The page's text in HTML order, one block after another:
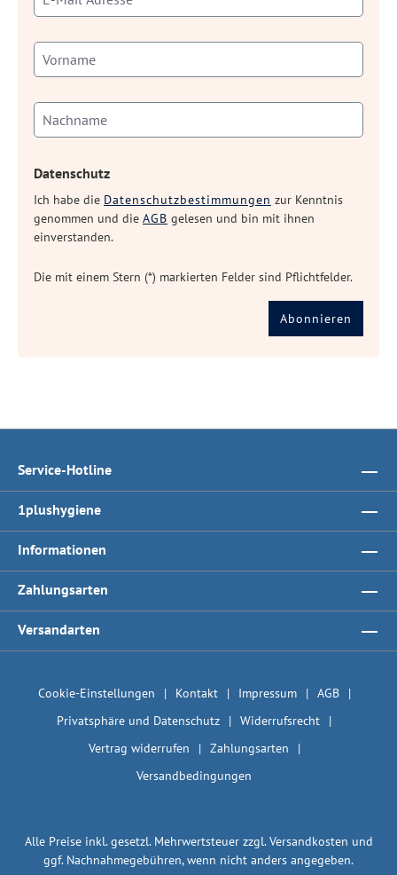
Datenschutz
Ich habe die Datenschutzbestimmungen zur Kenntnis
genommen und die AGB gelesen und bin mit ihnen
einverstanden.
Die mit einem Stern (*) markierten Felder sind Pflichtfelder.
Abonnieren
Service-Hotline
1plushygiene
Informationen
Zahlungsarten
Versandarten
Cookie-Einstellungen Kontakt Impressum
AGB
Privatsphäre und Datenschutz
Widerrufsrecht
Vertrag widerrufen
Zahlungsarten
Versandbedingungen
Alle Preise inkl. gesetzl. Mehrwertsteuer zzgl.Versandkosten und
ggf. Nachnahmegebühren, wenn nicht anders angegeben.